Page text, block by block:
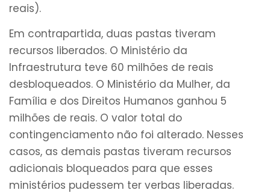
reais).
Em contrapartida, duas pastas tiveram
recursos liberados. O Ministério da
Infraestrutura teve 60 milhões de reais
desbloqueados. O Ministério da Mulher, da
Família e dos Direitos Humanos ganhou 5
milhões de reais. O valor total do
contingenciamento não foi alterado. Nesses
casos, as demais pastas tiveram recursos
adicionais bloqueados para que esses
ministérios pudessem ter verbas liberadas.